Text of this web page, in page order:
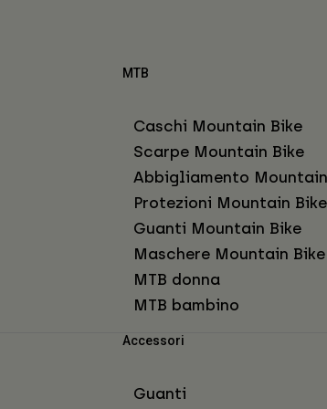
MTB
Caschi Mountain Bike
Scarpe Mountain Bike
Abbigliamento
Protezioni Mountain Bike
Guanti Mountain Bike
Maschere Mountain Bike
MTB donna
MTB bambino
Accessori
Guanti